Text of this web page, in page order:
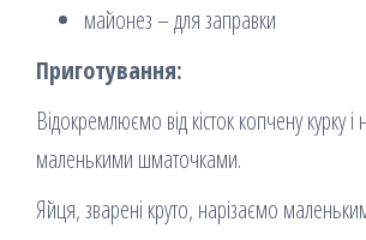
майонез – для заправки
Приготування:
Відокремлюємо від кісток копчену курку і
маленькими шматочками.
Яйця, зварені круто, нарізаємо